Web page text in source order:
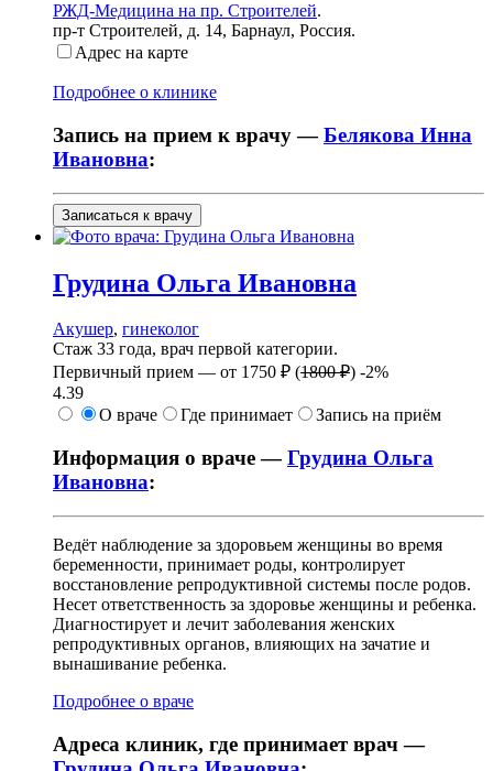
РЖД-Медицина на пр. Строителей.
пр-т Строителей, д. 14, Барнаул, Россия.
Адрес на карте
Подробнее о клинике
Запись на прием к врачу —Белякова Инна
Ивановна:
Записаться к врачу
Грудина Ольга Ивановна
Акушер, гинеколог
Стаж 33 года, врач первой категории.
Первичный прием — от 1750 ₽ (1800 ₽) -2%
4.39
О враче
Где принимает Запись на приём
Информация о враче —Грудина Ольга
Ивановна:
Ведёт наблюдение за здоровьем женщины во время
беременности, принимает роды, контролирует
восстановление репродуктивной системы после родов.
Несет ответственность за здоровье женщины и ребенка.
Диагностирует и лечит заболевания женских
репродуктивных органов, влияющих на зачатие и
вынашивание ребенка.
Подробнее о враче
Адреса клиник, где принимает врач —